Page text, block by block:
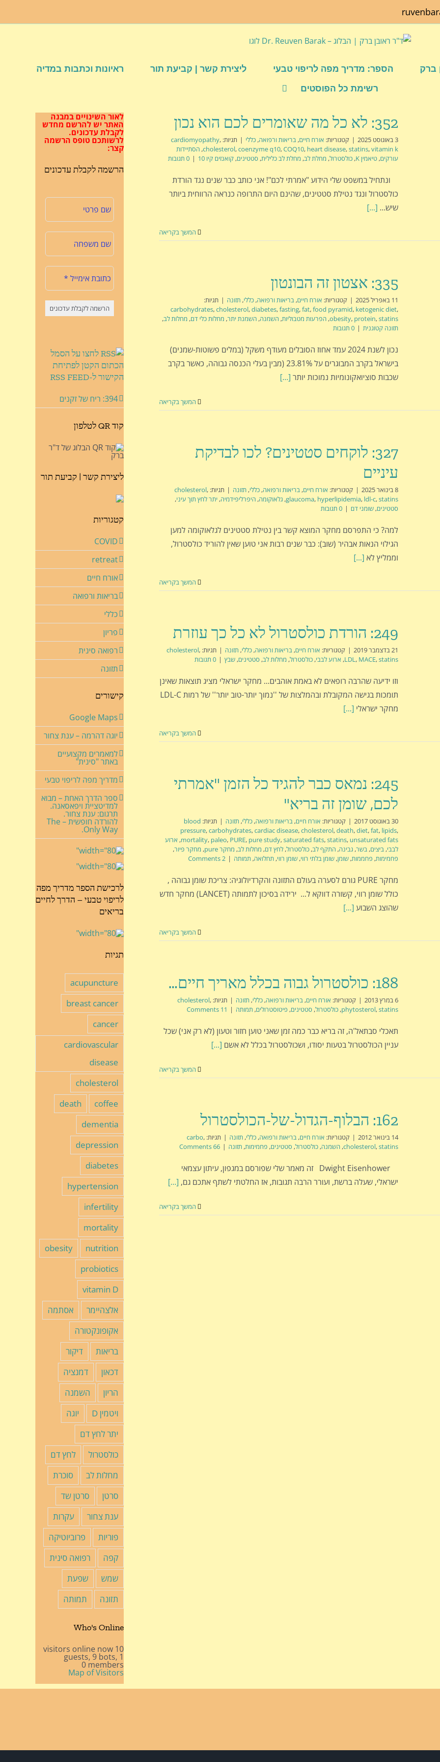
ברק הספר: מדריך מפה לריפוי טבעי ליצירת קשר | קביעת תור
ראיונות וכתבות במדיה
רשימת כל הפוסטים
352: לא כל מה שאומרים לכם הוא נכון
3 באוגוסט 2025 | קטגוריות: אורח חיים, בריאות ורפואה, כללי | תגיות: cardiomyopathy,
cholesterol,coenzyme q10,COQ10, heart disease,statins,vitamin k
, הסתיידות
עורקים, טיאמין K , כולסטרול, מחלת לב, מחלת לב כלילית, סטטינים, קואנזים קיו 10 | 0 תגובות
ונתחיל במשפט שלי הידוע "אמרתי לכם"! אני כותב כבר שנים נגד הורדת
כולסטרול ונגד נטילת סטטינים, שהינם היום התרופה כנראה הרווחית ביותר
שיש... [...]
המשך בקריאה
335: אצטון זה הבונטון
11 באפריל 2025 | קטגוריות: אורח חיים, בריאות ורפואה, כללי, תזונה | תגיות:
carbohydrates,cholesterol,diabetes,fasting,fat,food pyramid, ketogenic diet,
obesity, protein,statins
, הפרעות מטבוליות, השמנה, השמנת יתר, מחלות כלי דם, מחלות לב,
תזונה קטוגנית | 0 תגובות
נכון לשנת 2024 עמד אחוז הסובלים מעודף משקל (במלים פשוטות-שמנים)
בישראל בקרב המבוגרים על 23.81% (מבין בעלי הכנסה גבוהה, כאשר בקרב
שכבות סוציואקונומיות נמוכות יותר [...]
המשך בקריאה
327: לוקחים סטטינים? לכו לבדיקת
עיניים
8 בינואר 2025 | קטגוריות: אורח חיים, בריאות ורפואה, כללי, תזונה | תגיות: cholesterol,
glaucoma, hyperlipidemia, ldl-c,statins
, גלאוקומה, היפרליפידמיה, יתר לחץ תוך עיני,
סטטינים, שומני דם | 0 תגובות
למה? כי התפרסם מחקר המוצא קשר בין נטילת סטטינים לגלאוקומה למען
הגילוי הנאות אבהיר (שוב): כבר שנים רבות אני טוען שאין להוריד כולסטרול,
וממליץ לא [...]
המשך בקריאה
249: הורדת כולסטרול לא כל כך עוזרת
21 בדצמבר 2019 | קטגוריות: אורח חיים, בריאות ורפואה, כללי, תזונה | תגיות: cholesterol,
LDL, MACE,statins
, ארוע לבבי, כולסטרול, מחלות לב, סטטינים, שבץ | 0 תגובות
וזו ידיעה שהרבה רופאים לא באמת אוהבים... מחקר ישראלי מציג תוצאות שאינן
תומכות בגישה המקובלת ובהמלצות של ''נמוך יותר-טוב יותר'' של רמות LDL-C
מחקר ישראלי [...]
המשך בקריאה
245: נמאס כבר להגיד כל הזמן "אמרתי
לכם, שומן זה בריא"
30 באוגוסט 2017 | קטגוריות: אורח חיים, בריאות ורפואה, כללי, תזונה | תגיות: blood
pressure,carbohydrates,cardiac disease,cholesterol,death,diet,fat, lipids,
mortality, paleo, PURE, pure study,saturated fats,statins, unsaturated fats
, ארוע
לבבי, ביצים, בשר, גבינה, התקף לב, כולסטרול, לחץ דם, מחלות לב, מחקר pure , מחקר פיור,
פחמימות, פחממות, שומן, שומן בלתי רווי, שומן רווי, תחלואה, תמותה |
2 Comments
מחקר PURE גורם לסערה בעולם התזונה והקרדיולוגיה: צריכת שומן גבוהה ,
כולל שומן רווי, קשורה דווקא ל... ירידה בסיכון לתמותה (LANCET) מחקר חדש
שהוצג השבוע [...]
המשך בקריאה
188: כולסטרול גבוה בכלל מאריך חיים…
6 במרץ 2013 | קטגוריות: אורח חיים, בריאות ורפואה, כללי, תזונה | תגיות: cholesterol,
phytosterol,statins
, כולסטרול, סטטינים, פיטוסטרולים, תמותה |
11 Comments
תאכלי סבתאל'ה, זה בריא כבר כמה זמן שאני טוען חזור וטעון (לא רק אני) שכל
עניין הכולסטרול בטעות יסודו, ושכולסטרול בכלל לא אשם [...]
המשך בקריאה
162: הבלוף-הגדול-של-הכולסטרול
14 בינואר 2012 | קטגוריות: אורח חיים, בריאות ורפואה, כללי, תזונה | תגיות: carbo,
cholesterol,statins
, השמנה, כולסטרול, סטטינים, פחמימות, תזונה |
66 Comments
Dwight Eisenhower זה מאמר שלי שפורסם במגפון, עיתון עצמאי
ישראלי, שעלה ברשת, ועורר הרבה תגובות, אז החלטתי לשתף אתכם גם, [...]
המשך בקריאה
לאור השינויים במבנה
האתר יש להרשם מחדש
לקבלת עדכונים.
לרשותכם טופס הרשמה
קצר:
הרשמה לקבלת עדכונים
לחצו על הסמל
הכתום הקטן לפתיחת
הקישור ל-RSS FEED
394: ריח של זקנים
קוד QR לטלפון
ליצירת קשר | קביעת תור
קטגוריות
COVID
retreat
אורח חיים
בריאות ורפואה
כללי
פריון
רפואה סינית
תזונה
קישורים
Google Maps
יוגה דהרמה – ענת צחור
למאמרים מקצועיים
באתר "סינית"
מדריך מפה לריפוי טבעי
ספר הדרך האחת – מבוא
למדיטציית ויפאסאנה.
תרגום: ענת צחור.
להורדה חופשית – The
Only Way.
לרכישת הספר מדריך מפה
לריפוי טבעי – הדרך לחיים
בריאים
תגיות
acupuncture
breast cancer
cancer
cardiovascular
disease
cholesterol
coffee
death
dementia
depression
diabetes
hypertension
infertility
mortality
nutrition
obesity
probiotics
vitamin D
אלצהיימר
אסתמה
אקופונקטורה
בריאות
דיקור
דכאון
דמנציה
הריון
השמנה
ויטמין D
יוגה
יתר לחץ דם
כולסטרול
לחץ דם
מחלות לב
סוכרת
סרטן
סרטן שד
ענת צחור
עקרות
פוריות
פרוביוטיקה
קפה
רפואה סינית
שמש
שפעת
תזונה
תמותה
Who's Online
10 visitors online now
1 guests,
9 bots,
0 members
Map of Visitors